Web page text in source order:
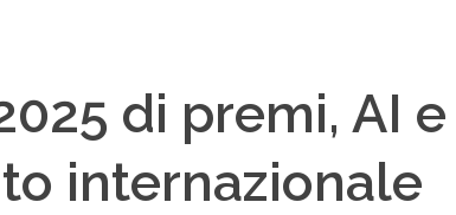
di premi, AI e
internazionale